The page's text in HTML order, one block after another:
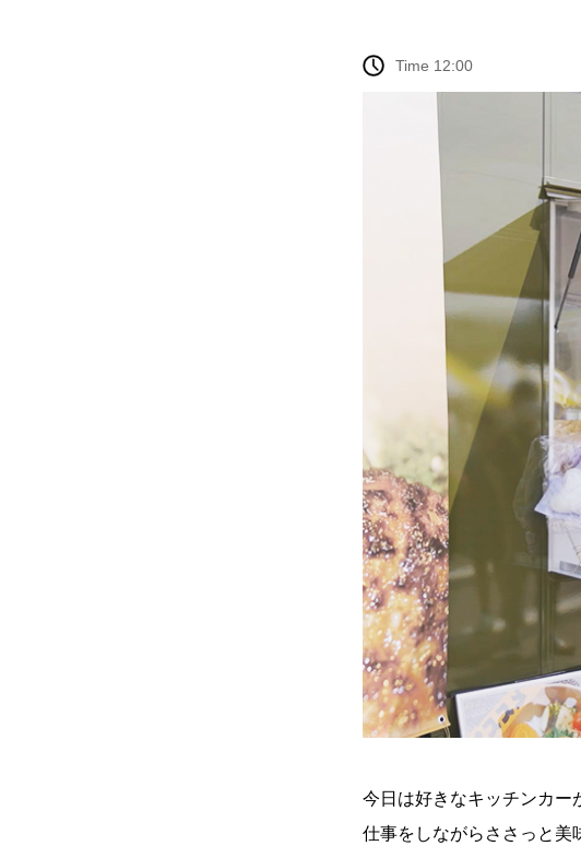
Time 12:00
今日は好きなキッチンカー
仕事をしながらささっと美